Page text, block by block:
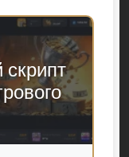
скрипт